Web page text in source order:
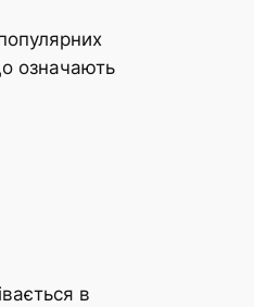
означають
в